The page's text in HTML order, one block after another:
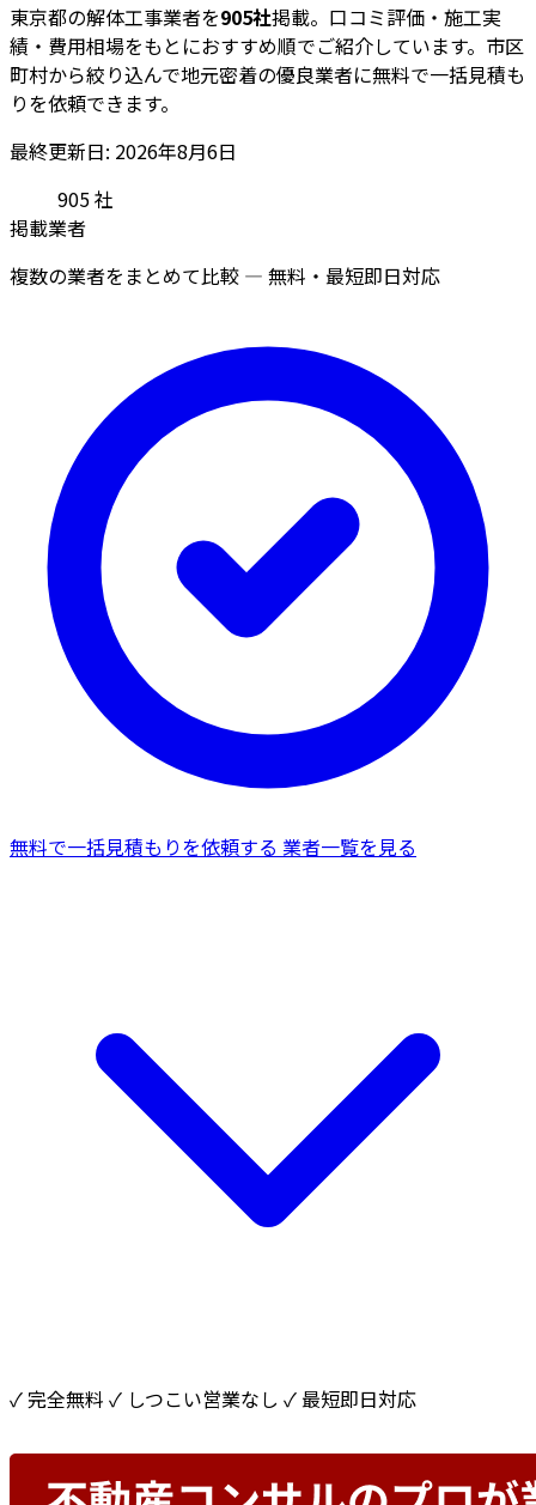
東京都の解体工事業者を905社掲載。口コミ評価・施工実
績・費用相場をもとにおすすめ順でご紹介しています。市区
町村から絞り込んで地元密着の優良業者に無料で一括見積も
りを依頼できます。
最終更新日: 2026年8月6日
905社
掲載業者
複数の業者をまとめて比較 — 無料・最短即日対応
無料で一括見積もりを依頼する 業者一覧を見る
✓ 完全無料 ✓ しつこい営業なし ✓ 最短即日対応